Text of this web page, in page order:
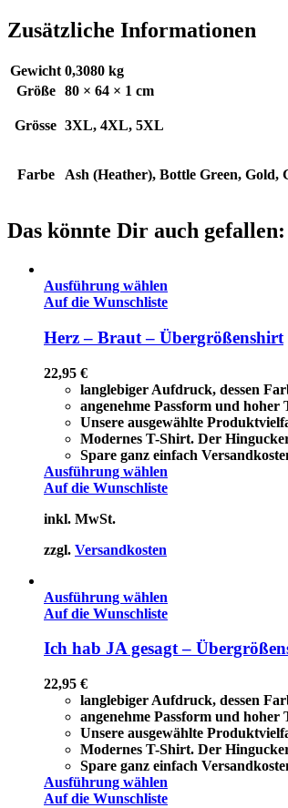
Zusätzliche Informationen
Gewicht 0,3080 kg
Größe
80 × 64 × 1 cm
Grösse 3XL, 4XL, 5XL
Farbe Ash (Heather), Bottle Green, Gold,
Das könnte Dir auch gefallen:
Ausführung wählen
Auf die Wunschliste
Herz – Braut – Übergrößenshirt
22,95 €
langlebiger Aufdruck, dessen
angenehme Passform und
Unsere ausgewählte
Modernes T-Shirt. Der
Spare ganz einfach
Ausführung wählen
Auf die Wunschliste
inkl. MwSt.
zzgl. Versandkosten
Ausführung wählen
Auf die Wunschliste
Ich hab JA gesagt –
22,95 €
langlebiger Aufdruck, dessen
angenehme Passform und
Unsere ausgewählte
Modernes T-Shirt. Der
Spare ganz einfach
Ausführung wählen
Auf die Wunschliste